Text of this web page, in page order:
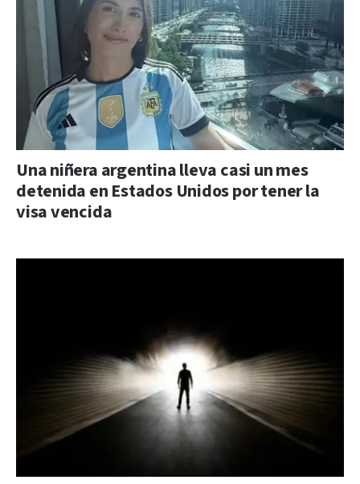
Una niñera argentina lleva casi un mes
detenida en Estados Unidos por tener la
visa vencida